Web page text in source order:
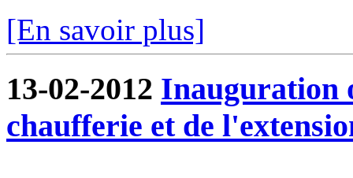
[En savoir plus]
13-02-2012 Inauguration
chaufferie et de